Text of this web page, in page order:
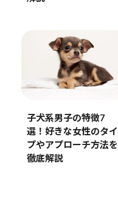
子犬系男子の特徴7
選！好きな女性のタイ
プやアプローチ方法を
徹底解説